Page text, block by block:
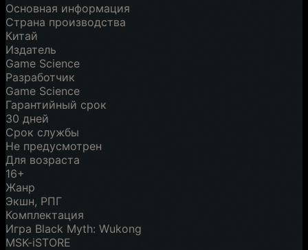
Основная информация
Страна производства
Китай
Издатель
Game Science
Разработчик
Game Science
Гарантийный срок
30 дней
Срок службы
Не предусмотрен
Для возраста
16+
Жанр
Экшн, РПГ
Комплектация
Игра Black Myth: Wukong
MSK-iSTORE